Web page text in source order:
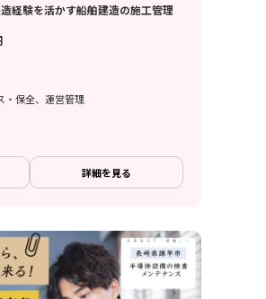
経験を活かす船舶建造の施工管理
・保全、運営管理
詳細を見る